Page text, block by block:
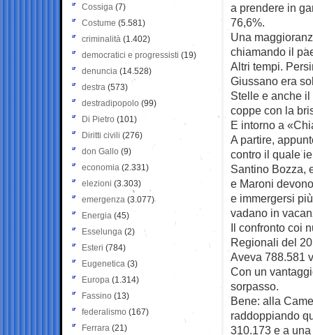
a prendere in
76,6%.
Una
chiamando il
Altri tempi.
Giussano era
Stelle e anche
coppe con la
E intorno a
A partire,
contro il quale
Santino Bozza,
e Maroni
e immergersi
vadano in
Il confronto coi
Regionali del
Aveva 788.581
Con un
sorpasso.
Bene: alla
raddoppiando
310.173 e a
Cossiga (7)
Costume (5.581)
criminalità (1.402)
democratici e progressisti (19)
denuncia (14.528)
destra (573)
destradipopolo (99)
Di Pietro (101)
Diritti civili (276)
don Gallo (9)
economia (2.331)
elezioni (3.303)
emergenza (3.077)
Energia (45)
Esselunga (2)
Esteri (784)
Eugenetica (3)
Europa (1.314)
Fassino (13)
federalismo (167)
Ferrara (21)